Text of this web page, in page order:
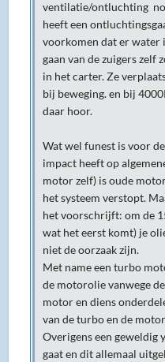
ventilatie/ontluchting
heeft een
voorkomen dat er water
gaan van de zuigers
in het carter. Ze
bij beweging. en bij
daar hoor.
Wat wel funest is voor
impact heeft op
motor zelf) is oude
het systeem verstopt.
het voorschrijft: om de
wat het eerst komt) je
niet de oorzaak zijn.
Met name een turbo
de motorolie vanwege
motor en diens
van de turbo en de
Overigens een geweldig
gaat en dit allemaal